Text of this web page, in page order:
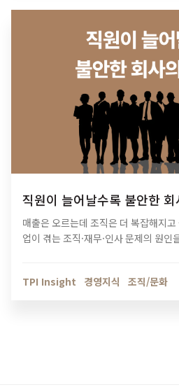
직원이 늘어날수록 불안한 회
매출은 오르는데 조직은 더 복잡해지
업이 겪는 조직·재무·인사 문제의 원
TPI Insight
경영지식 조직/문화